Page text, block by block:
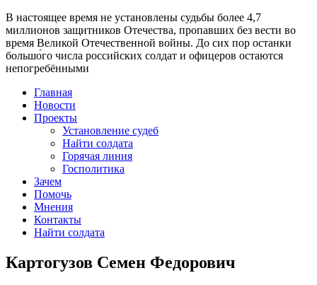
В настоящее время не установлены судьбы более 4,7
миллионов защитников Отечества, пропавших без вести во
время Великой Отечественной войны. До сих пор останки
большо́го числа российских солдат и офицеров остаются
непогребёнными
Главная
Новости
Проекты
Установление судеб
Найти солдата
Горячая линия
Госполитика
Зачем
Помочь
Мнения
Контакты
Найти солдата
Картогузов Семен Федорович